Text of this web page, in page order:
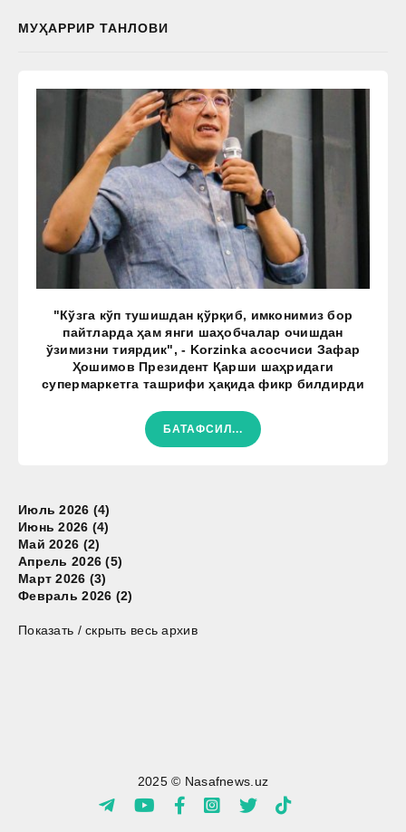
МУҲАРРИР ТАНЛОВИ
"Кўзга кўп тушишдан қўрқиб, имконимиз бор
пайтларда ҳам янги шаҳобчалар очишдан
ўзимизни тиярдик", - Korzinka асосчиси Зафар
Ҳошимов Президент Қарши шаҳридаги
супермаркетга ташрифи ҳақида фикр билдирди
БАТАФСИЛ...
Июль 2026 (4)
Июнь 2026 (4)
Май 2026 (2)
Апрель 2026 (5)
Март 2026 (3)
Февраль 2026 (2)
Показать / скрыть весь архив
2025 © Nasafnews.uz